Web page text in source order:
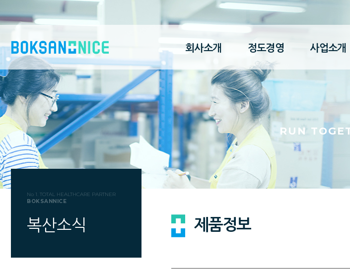
회사소개 정도경영 사업소개
RUN
No 1. TOTAL HEALTHCARE PARTNER
BOKSANNICE
복산소식 제품정보